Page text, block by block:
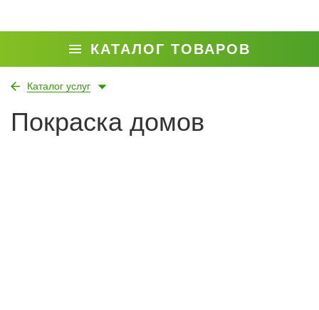
КАТАЛОГ ТОВАРОВ
Каталог услуг
Покраска домов